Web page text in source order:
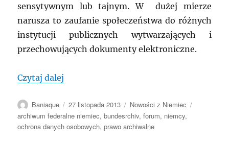
sensytywnym lub tajnym. W dużej mierze
narusza to zaufanie społeczeństwa do różnych
instytucji publicznych wytwarzających i
przechowujących dokumenty elektroniczne.
Czytaj dalej
Autor
Baniaque
Data
publikacji
27 listopada 2013 Kategorie
Nowości z Niemiec
archiwum federalne niemiec,bundesrchiv,forum, niemcy,
ochrona danych osobowych,prawo archiwalne